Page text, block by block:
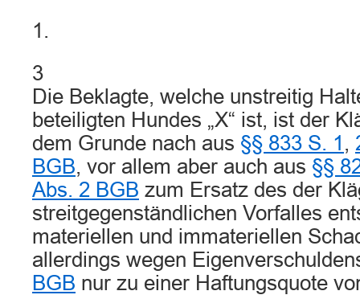
1.
3
Die Beklagte, welche unstreitig
beteiligten Hundes „X“ ist, ist der
dem Grunde nach aus §§ 833 S. 1 ,
BGB, vor allem aber auch aus §§
Abs. 2 BGB zum Ersatz des der
streitgegenständlichen Vorfalles
materiellen und immateriellen
allerdings wegen
BGB nur zu einer Haftungsquote